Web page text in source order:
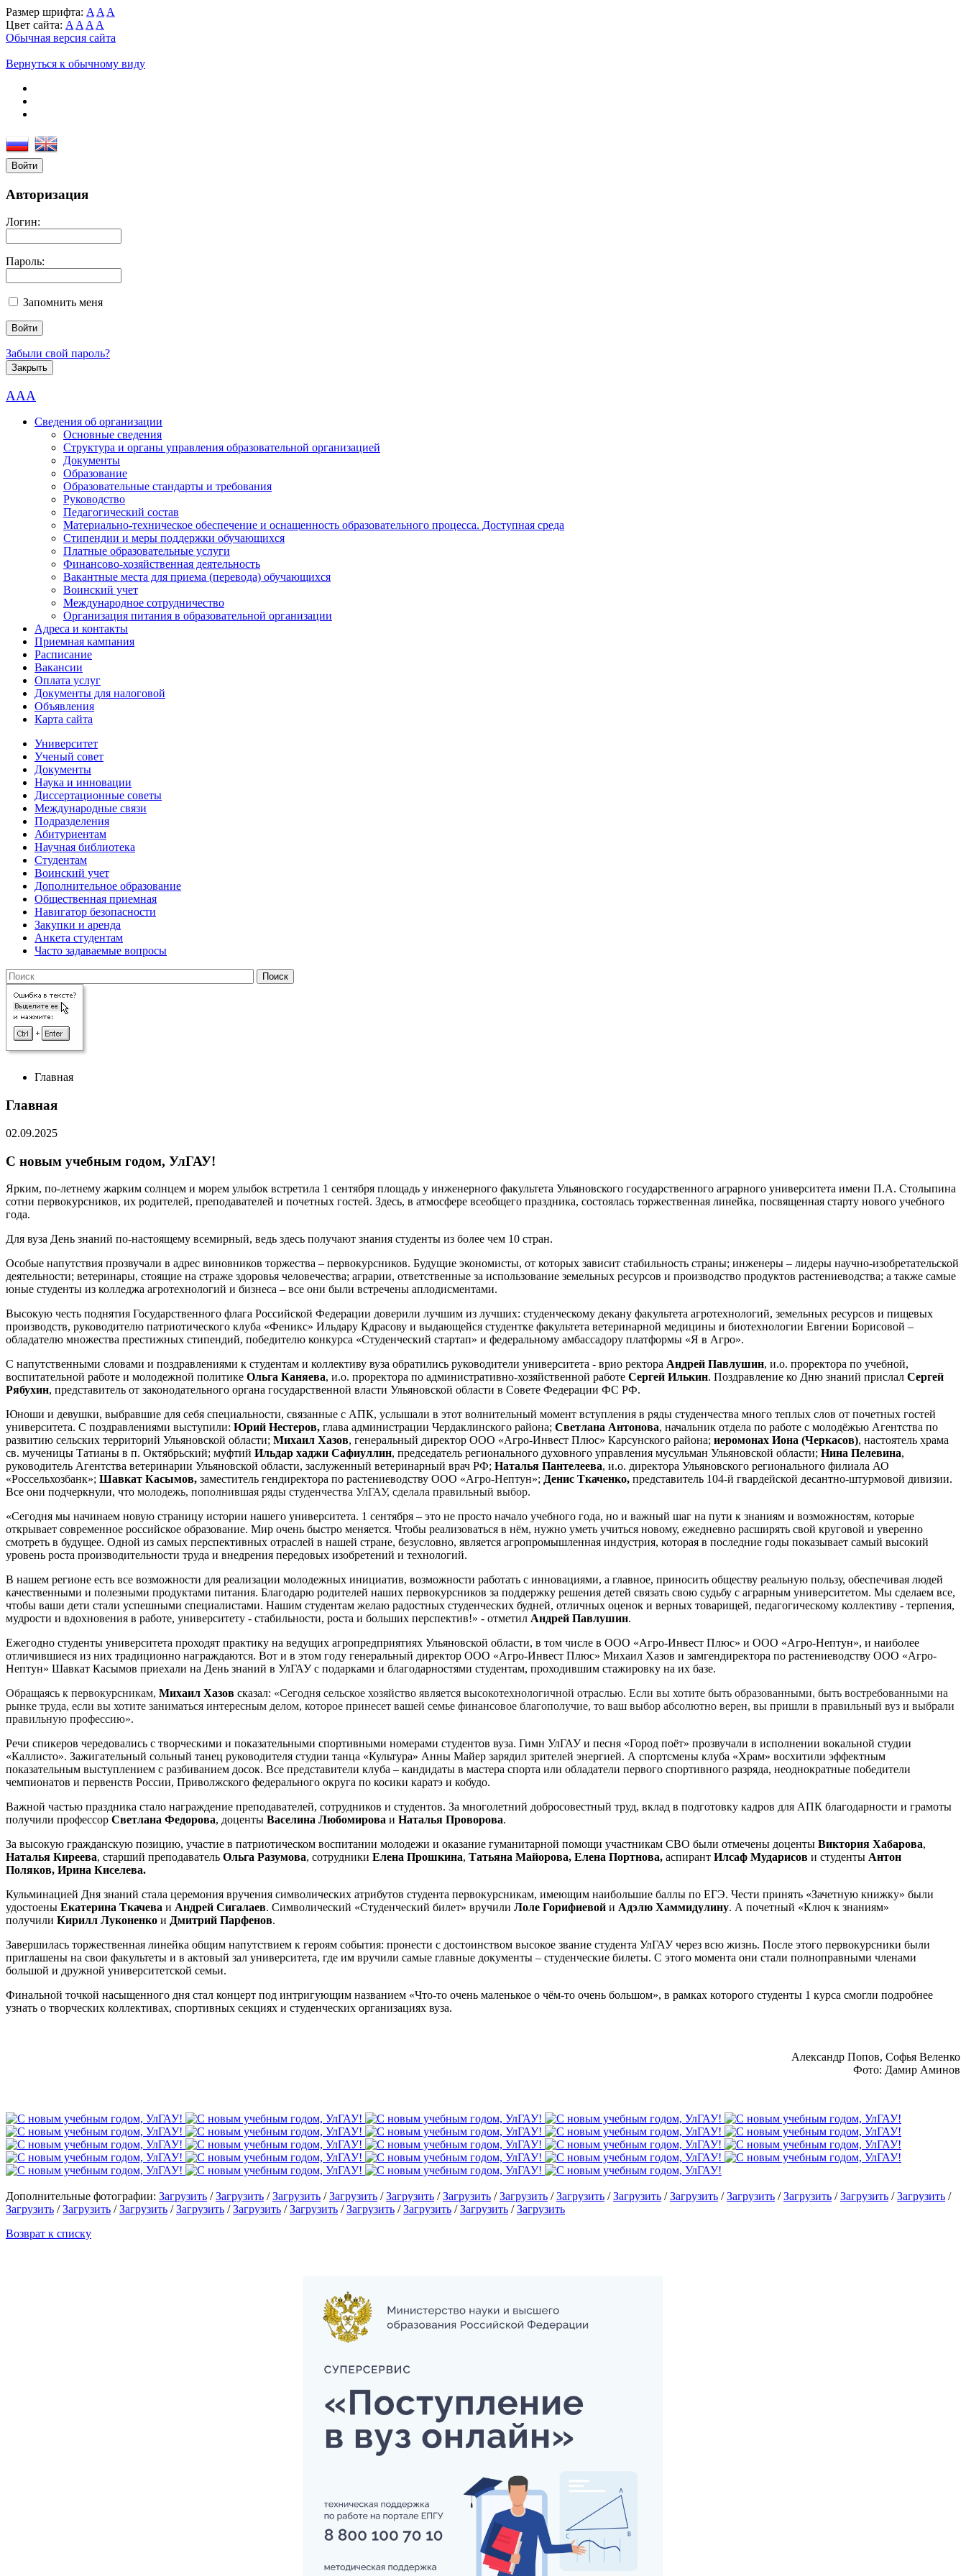
Размер шрифта: A A A
Цвет сайта: A A A A
Обычная версия сайта
Вернуться к обычному виду
Войти
Авторизация
Логин:
Пароль:
Запомнить меня
Забыли свой пароль?
Закрыть
AAA
Сведения об организации
Основные сведения
Структура и органы управления образовательной организацией
Документы
Образование
Образовательные стандарты и требования
Руководство
Педагогический состав
Материально-техническое обеспечение и оснащенность образовательного процесса. Доступная среда
Стипендии и меры поддержки обучающихся
Платные образовательные услуги
Финансово-хозяйственная деятельность
Вакантные места для приема (перевода) обучающихся
Воинский учет
Международное сотрудничество
Организация питания в образовательной организации
Адреса и контакты
Приемная кампания
Расписание
Вакансии
Оплата услуг
Документы для налоговой
Объявления
Карта сайта
Университет
Ученый совет
Документы
Наука и инновации
Диссертационные советы
Международные связи
Подразделения
Абитуриентам
Научная библиотека
Студентам
Воинский учет
Дополнительное образование
Общественная приемная
Навигатор безопасности
Закупки и аренда
Анкета студентам
Часто задаваемые вопросы
Главная
Главная
02.09.2025
С новым учебным годом, УлГАУ!
Ярким, по-летнему жарким солнцем и морем улыбок встретила 1 сентября площадь у инженерного факультета Ульяновского государственного аграрного университета имени П.А. Столыпина
сотни первокурсников, их родителей, преподавателей и почетных гостей. Здесь, в атмосфере всеобщего праздника, состоялась торжественная линейка, посвященная старту нового учебного
года.
Для вуза День знаний по-настоящему всемирный, ведь здесь получают знания студенты из более чем 10 стран.
Особые напутствия прозвучали в адрес виновников торжества – первокурсников. Будущие экономисты, от которых зависит стабильность страны; инженеры – лидеры научно-изобретательской
деятельности; ветеринары, стоящие на страже здоровья человечества; аграрии, ответственные за использование земельных ресурсов и производство продуктов растениеводства; а также самые
юные студенты из колледжа агротехнологий и бизнеса – все они были встречены аплодисментами.
Высокую честь поднятия Государственного флага Российской Федерации доверили лучшим из лучших: студенческому декану факультета агротехнологий, земельных ресурсов и пищевых
производств, руководителю патриотического клуба «Феникс» Ильдару Кдрасову и выдающейся студентке факультета ветеринарной медицины и биотехнологии Евгении Борисовой –
обладателю множества престижных стипендий, победителю конкурса «Студенческий стартап» и федеральному амбассадору платформы «Я в Агро».
С напутственными словами и поздравлениями к студентам и коллективу вуза обратились руководители университета - врио ректора Андрей Павлушин, и.о. проректора по учебной,
воспитательной работе и молодежной политике Ольга Каняева, и.о. проректора по административно-хозяйственной работе Сергей Илькин. Поздравление ко Дню знаний прислал Сергей
Рябухин, представитель от законодательного органа государственной власти Ульяновской области в Совете Федерации ФС РФ.
Юноши и девушки, выбравшие для себя специальности, связанные с АПК, услышали в этот волнительный момент вступления в ряды студенчества много теплых слов от почетных гостей
университета. С поздравлениями выступили: Юрий Нестеров, глава администрации Чердаклинского района; Светлана Антонова, начальник отдела по работе с молодёжью Агентства по
развитию сельских территорий Ульяновской области; Михаил Хазов, генеральный директор ООО «Агро-Инвест Плюс» Карсунского района; иеромонах Иона (Черкасов), настоятель храма
св. мученицы Татианы в п. Октябрьский; муфтий Ильдар хаджи Сафиуллин, председатель регионального духовного управления мусульман Ульяновской области; Нина Пелевина,
руководитель Агентства ветеринарии Ульяновской области, заслуженный ветеринарный врач РФ; Наталья Пантелеева, и.о. директора Ульяновского регионального филиала АО
«Россельхозбанк»; Шавкат Касымов, заместитель гендиректора по растениеводству ООО «Агро-Нептун»; Денис Ткаченко, представитель 104-й гвардейской десантно-штурмовой дивизии.
Все они подчеркнули, что молодежь, пополнившая ряды студенчества УлГАУ, сделала правильный выбор.
«Сегодня мы начинаем новую страницу истории нашего университета. 1 сентября – это не просто начало учебного года, но и важный шаг на пути к знаниям и возможностям, которые
открывает современное российское образование. Мир очень быстро меняется. Чтобы реализоваться в нём, нужно уметь учиться новому, ежедневно расширять свой круговой и уверенно
смотреть в будущее. Одной из самых перспективных отраслей в нашей стране, безусловно, является агропромышленная индустрия, которая в последние годы показывает самый высокий
уровень роста производительности труда и внедрения передовых изобретений и технологий.
В нашем регионе есть все возможности для реализации молодежных инициатив, возможности работать с инновациями, а главное, приносить обществу реальную пользу, обеспечивая людей
качественными и полезными продуктами питания. Благодарю родителей наших первокурсников за поддержку решения детей связать свою судьбу с аграрным университетом. Мы сделаем все,
чтобы ваши дети стали успешными специалистами. Нашим студентам желаю радостных студенческих будней, отличных оценок и верных товарищей, педагогическому коллективу - терпения,
мудрости и вдохновения в работе, университету - стабильности, роста и больших перспектив!» - отметил Андрей Павлушин.
Ежегодно студенты университета проходят практику на ведущих агропредприятиях Ульяновской области, в том числе в ООО «Агро-Инвест Плюс» и ООО «Агро-Нептун», и наиболее
отличившиеся из них традиционно награждаются. Вот и в этом году генеральный директор ООО «Агро-Инвест Плюс» Михаил Хазов и замгендиректора по растениеводству ООО «Агро-
Нептун» Шавкат Касымов приехали на День знаний в УлГАУ с подарками и благодарностями студентам, проходившим стажировку на их базе.
Обращаясь к первокурсникам, Михаил Хазов сказал: «Сегодня сельское хозяйство является высокотехнологичной отраслью. Если вы хотите быть образованными, быть востребованными на
рынке труда, если вы хотите заниматься интересным делом, которое принесет вашей семье финансовое благополучие, то ваш выбор абсолютно верен, вы пришли в правильный вуз и выбрали
правильную профессию».
Речи спикеров чередовались с творческими и показательными спортивными номерами студентов вуза. Гимн УлГАУ и песня «Город поёт» прозвучали в исполнении вокальной студии
«Каллисто». Зажигательный сольный танец руководителя студии танца «Культура» Анны Майер зарядил зрителей энергией. А спортсмены клуба «Храм» восхитили эффектным
показательным выступлением с разбиванием досок. Все представители клуба – кандидаты в мастера спорта или обладатели первого спортивного разряда, неоднократные победители
чемпионатов и первенств России, Приволжского федерального округа по косики каратэ и кобудо.
Важной частью праздника стало награждение преподавателей, сотрудников и студентов. За многолетний добросовестный труд, вклад в подготовку кадров для АПК благодарности и грамоты
получили профессор Светлана Федорова, доценты Васелина Любомирова и Наталья Проворова.
За высокую гражданскую позицию, участие в патриотическом воспитании молодежи и оказание гуманитарной помощи участникам СВО были отмечены доценты Виктория Хабарова,
Наталья Киреева, старший преподаватель Ольга Разумова, сотрудники Елена Прошкина, Татьяна Майорова, Елена Портнова, аспирант Илсаф Мударисов и студенты Антон
Поляков, Ирина Киселева.
Кульминацией Дня знаний стала церемония вручения символических атрибутов студента первокурсникам, имеющим наибольшие баллы по ЕГЭ. Чести принять «Зачетную книжку» были
удостоены Екатерина Ткачева и Андрей Сигалаев. Символический «Студенческий билет» вручили Лоле Горифиевой и Адэлю Хаммидулину. А почетный «Ключ к знаниям»
получили Кирилл Луконенко и Дмитрий Парфенов.
Завершилась торжественная линейка общим напутствием к героям события: пронести с достоинством высокое звание студента УлГАУ через всю жизнь. После этого первокурсники были
приглашены на свои факультеты и в актовый зал университета, где им вручили самые главные документы – студенческие билеты. С этого момента они стали полноправными членами
большой и дружной университетской семьи.
Финальной точкой насыщенного дня стал концерт под интригующим названием «Что-то очень маленькое о чём-то очень большом», в рамках которого студенты 1 курса смогли подробнее
узнать о творческих коллективах, спортивных секциях и студенческих организациях вуза.
Александр Попов, Софья Веленко
Фото: Дамир Аминов
Дополнительные фотографии: Загрузить /Загрузить /Загрузить /Загрузить /Загрузить /Загрузить /Загрузить /Загрузить /Загрузить /Загрузить /Загрузить /Загрузить /Загрузить /Загрузить /
Загрузить /Загрузить /Загрузить /Загрузить /Загрузить /Загрузить /Загрузить /Загрузить /Загрузить /Загрузить
Возврат к списку